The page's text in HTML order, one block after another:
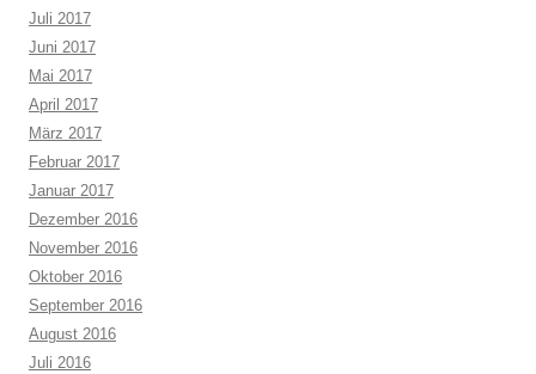
Juli 2017
Juni 2017
Mai 2017
April 2017
März 2017
Februar 2017
Januar 2017
Dezember 2016
November 2016
Oktober 2016
September 2016
August 2016
Juli 2016